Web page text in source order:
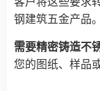
钢建筑五金产品
需要精密铸造不
您的图纸、样品